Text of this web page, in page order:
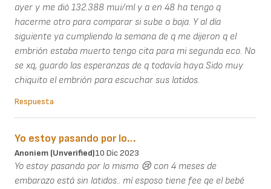
ayer y me dió 132.388 mui/ml y a en 48 ha tengo q
hacerme otro para comparar si sube o baja. Y al día
siguiente ya cumpliendo la semana de q me dijeron q el
embrión estaba muerto tengo cita para mi segunda eco. No
se xq, guardo las esperanzas de q todavía haya Sido muy
chiquito el embrión para escuchar sus latidos.
Respuesta
Yo estoy pasando por lo…
Anoniem (unverified)10 Dic 2023
Yo estoy pasando por lo mismo 😢 con 4 meses de
embarazo está sin latidos.. mí esposo tiene fee qe el bebé